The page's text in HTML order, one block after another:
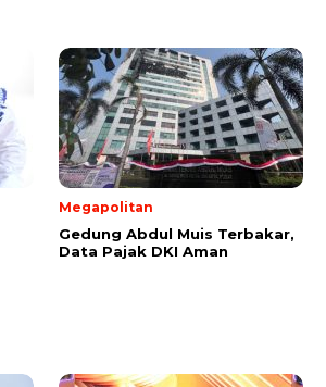
Megapolitan
Gedung Abdul Muis Terbakar,
Data Pajak DKI Aman